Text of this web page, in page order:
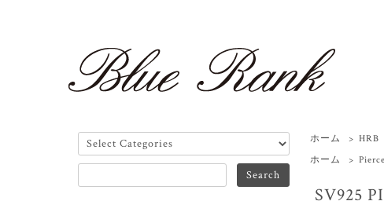
ホーム > HRB
ホーム
> Pierce
SV925